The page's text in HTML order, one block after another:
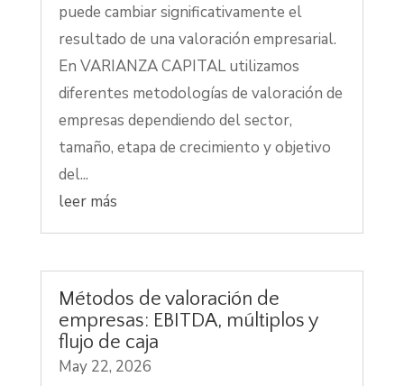
puede cambiar significativamente el
resultado de una valoración empresarial.
En VARIANZA CAPITAL utilizamos
diferentes metodologías de valoración de
empresas dependiendo del sector,
tamaño, etapa de crecimiento y objetivo
del...
leer más
Métodos de valoración de
empresas: EBITDA, múltiplos y
flujo de caja
May 22, 2026